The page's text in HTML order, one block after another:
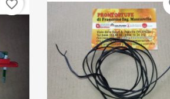
favorite_border